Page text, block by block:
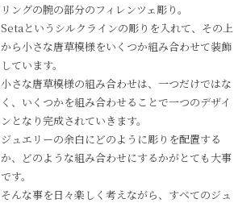
リングの腕の部分のフィレンツェ彫り。
Setaというシルクラインの彫りを入れて、その上
から小さな唐草模様をいくつか組み合わせて装飾
しています。
小さな唐草模様の組み合わせは、一つだけではな
く、いくつかを組み合わせることで一つのデザイ
ンとなり完成されていきます。
ジュエリーの余白にどのように彫りを配置する
か、どのような組み合わせにするかがとても大事
です。
そんな事を日々楽しく考えながら、すべてのジュ